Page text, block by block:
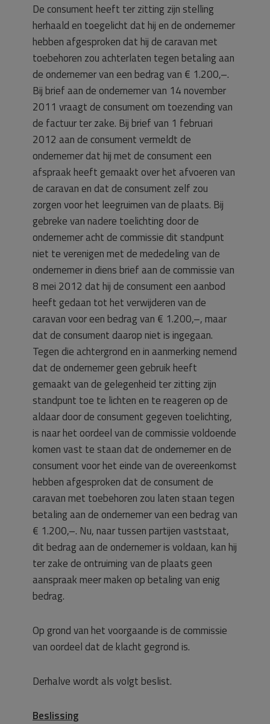
De consument heeft ter zitting zijn stelling
herhaald en toegelicht dat hij en de ondernemer
hebben afgesproken dat hij de caravan met
toebehoren zou achterlaten tegen betaling aan
de ondernemer van een bedrag van € 1.200,–.
Bij brief aan de ondernemer van 14 november
2011 vraagt de consument om toezending van
de factuur ter zake. Bij brief van 1 februari
2012 aan de consument vermeldt de
ondernemer dat hij met de consument een
afspraak heeft gemaakt over het afvoeren van
de caravan en dat de consument zelf zou
zorgen voor het leegruimen van de plaats. Bij
gebreke van nadere toelichting door de
ondernemer acht de commissie dit standpunt
niet te verenigen met de mededeling van de
ondernemer in diens brief aan de commissie van
8 mei 2012 dat hij de consument een aanbod
heeft gedaan tot het verwijderen van de
caravan voor een bedrag van € 1.200,–, maar
dat de consument daarop niet is ingegaan.
Tegen die achtergrond en in aanmerking nemend
dat de ondernemer geen gebruik heeft
gemaakt van de gelegenheid ter zitting zijn
standpunt toe te lichten en te reageren op de
aldaar door de consument gegeven toelichting,
is naar het oordeel van de commissie voldoende
komen vast te staan dat de ondernemer en de
consument voor het einde van de overeenkomst
hebben afgesproken dat de consument de
caravan met toebehoren zou laten staan tegen
betaling aan de ondernemer van een bedrag van
€ 1.200,–. Nu, naar tussen partijen vaststaat,
dit bedrag aan de ondernemer is voldaan, kan hij
ter zake de ontruiming van de plaats geen
aanspraak meer maken op betaling van enig
bedrag.
Op grond van het voorgaande is de commissie
van oordeel dat de klacht gegrond is.
Derhalve wordt als volgt beslist.
Beslissing